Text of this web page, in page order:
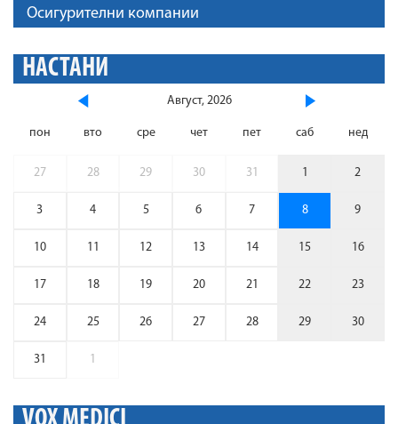
Осигурителни компании
НАСТАНИ
Август, 2026
пон вто сре чет пет саб нед
27 28 29 30 31 1 2
3 4 5 6 7 8 9
10 11 12 13 14 15 16
17 18 19 20 21 22 23
24 25 26 27 28 29 30
31 1